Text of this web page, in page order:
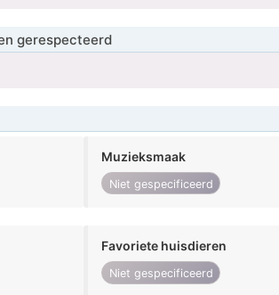
gerespecteerd
Muzieksmaak
Niet gespecificeerd
Favoriete huisdieren
Niet gespecificeerd